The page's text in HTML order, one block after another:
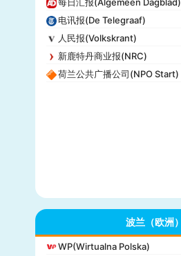
电讯报(De Telegraaf)
人民报(Volkskrant)
新鹿特丹商业报(NRC)
荷兰公共广播公司(NPO Start)
波兰（欧洲）
WP(Wirtualna Polska)